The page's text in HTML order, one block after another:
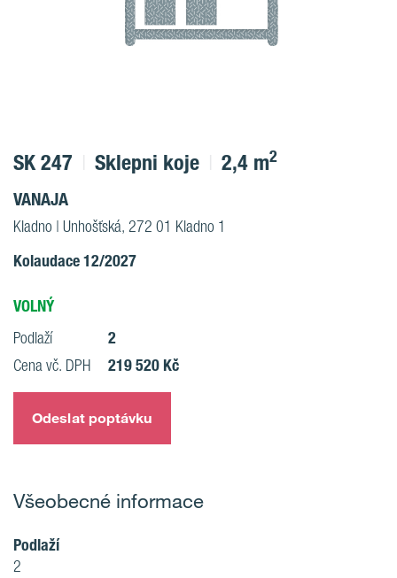
SK 247 Sklepni koje 2,4 m2
VANAJA
Kladno | Unhošťská, 272 01 Kladno 1
Kolaudace 12/2027
VOLNÝ
Podlaží 2
Cena vč. DPH 219 520 Kč
Odeslat poptávku
Všeobecné informace
Podlaží
2